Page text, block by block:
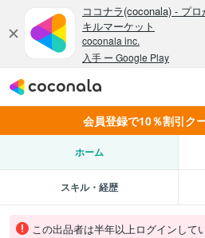
会員登録で10％割引ク
ホーム
スキル・経歴
この出品者は半年以上ログインして